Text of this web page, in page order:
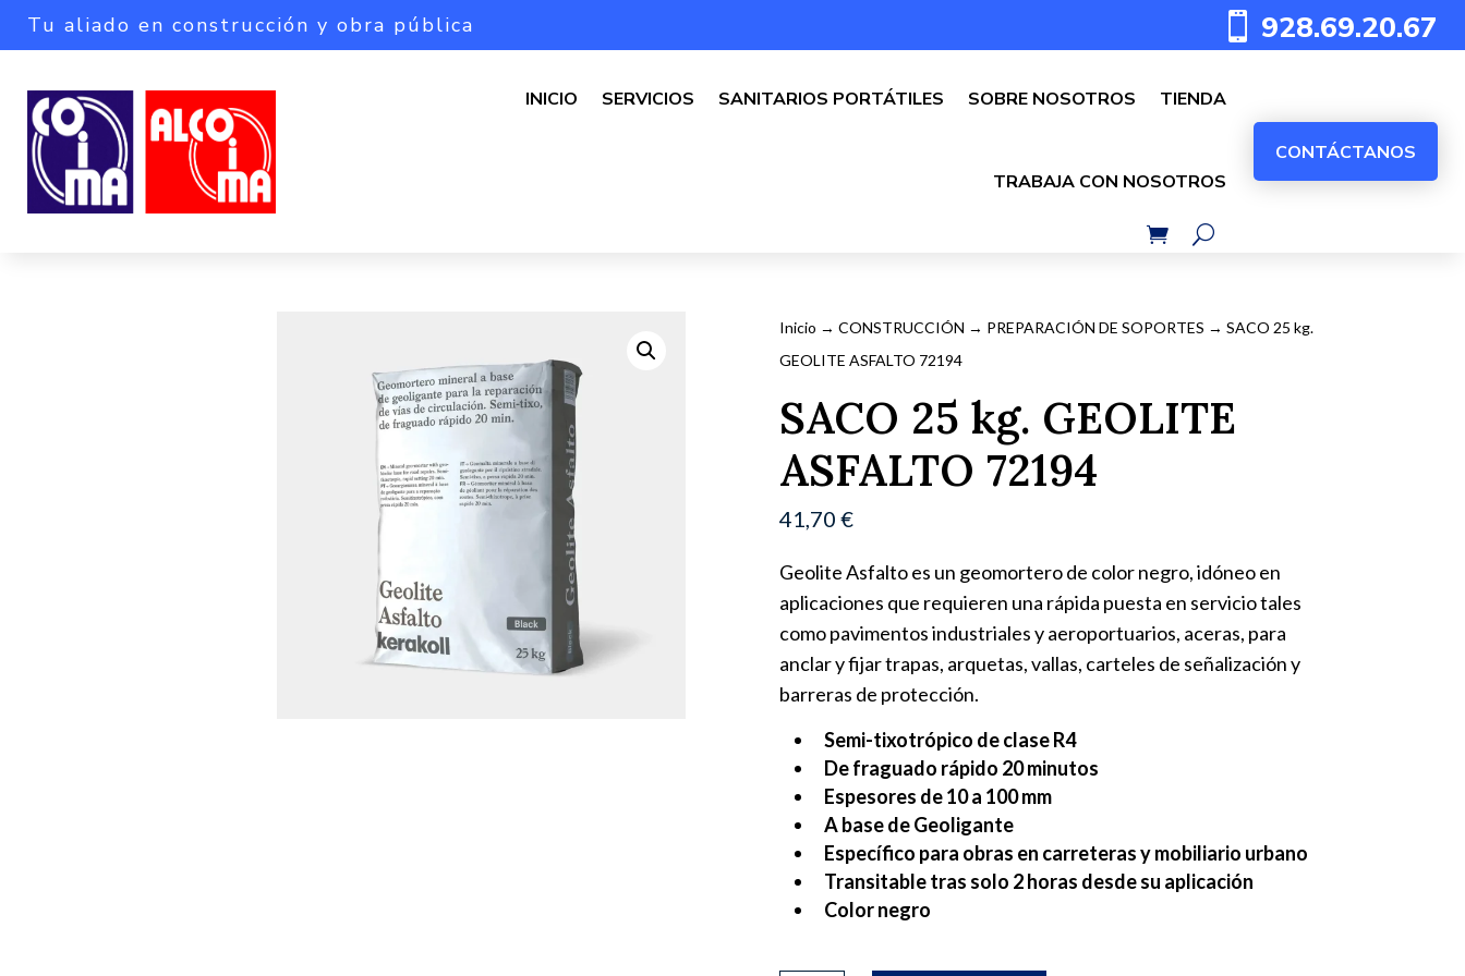
Tu aliado en construcción y obra pública  928.69.20.67
INICIO SERVICIOS SANITARIOS PORTÁTILES SOBRE NOSOTROS TIENDA
TRABAJA CON NOSOTROS
CONTÁCTANOS
Inicio → CONSTRUCCIÓN → PREPARACIÓN DE SOPORTES → SACO 25 kg.
GEOLITE ASFALTO 72194
SACO 25 kg. GEOLITE
ASFALTO 72194
41,70 €
Geolite Asfalto es un geomortero de color negro, idóneo en
aplicaciones que requieren una rápida puesta en servicio tales
como pavimentos industriales y aeroportuarios, aceras, para
anclar y fijar trapas, arquetas, vallas, carteles de señalización y
barreras de protección.
Semi-tixotrópico de clase R4
De fraguado rápido 20 minutos
Espesores de 10 a 100 mm
A base de Geoligante
Específico para obras en carreteras y mobiliario urbano
Transitable tras solo 2 horas desde su aplicación
Color negro